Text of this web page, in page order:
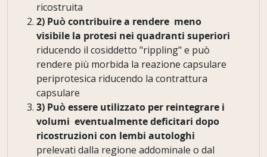
ricostruita
2) Può contribuire a rendere meno
visibile la protesi nei quadranti superiori
riducendo il cosiddetto "rippling" e può
rendere più morbida la reazione capsulare
periprotesica riducendo la contrattura
capsulare
3) Può essere utilizzato per reintegrare i
volumi eventualmente deficitari dopo
ricostruzioni con lembi autologhi
prelevati dalla regione addominale o dal